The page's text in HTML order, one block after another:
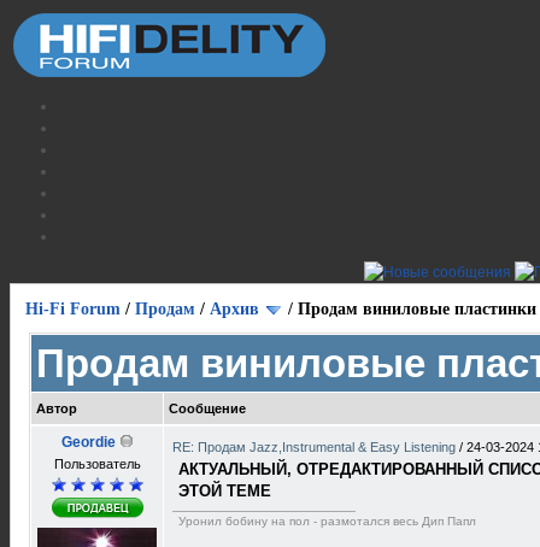
Hi-Fi Forum / Продам / Архив / Продам виниловые пластинки
Продам виниловые
Автор Сообщение
Geordie
Пользователь
RE: Продам Jazz,Instrumental & Easy Listening / 24-03-2024
АКТУАЛЬНЫЙ, ОТРЕДАКТИРОВАННЫЙ
ЭТОЙ ТЕМЕ
Уронил бобину на пол - размотался весь Дип Папл